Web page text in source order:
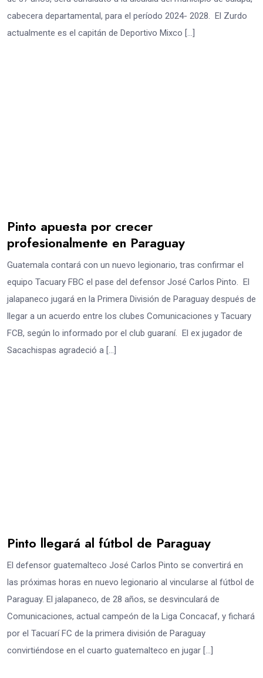
cabecera departamental, para el período 2024- 2028. El Zurdo
actualmente es el capitán de Deportivo Mixco […]
Pinto apuesta por crecer
profesionalmente en Paraguay
Guatemala contará con un nuevo legionario, tras confirmar el
equipo Tacuary FBC el pase del defensor José Carlos Pinto. El
jalapaneco jugará en la Primera División de Paraguay después de
llegar a un acuerdo entre los clubes Comunicaciones y Tacuary
FCB, según lo informado por el club guaraní. El ex jugador de
Sacachispas agradeció a […]
Pinto llegará al fútbol de Paraguay
El defensor guatemalteco José Carlos Pinto se convertirá en
las próximas horas en nuevo legionario al vincularse al fútbol de
Paraguay. El jalapaneco, de 28 años, se desvinculará de
Comunicaciones, actual campeón de la Liga Concacaf, y fichará
por el Tacuarí FC de la primera división de Paraguay
convirtiéndose en el cuarto guatemalteco en jugar […]